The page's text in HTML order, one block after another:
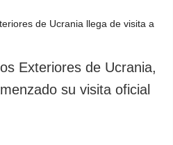
privacidad y
protección de
Exteriores de Ucrania,
su visita oficial